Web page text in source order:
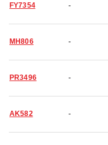
FY7354 -
MH806 -
PR3496 -
AK582 -